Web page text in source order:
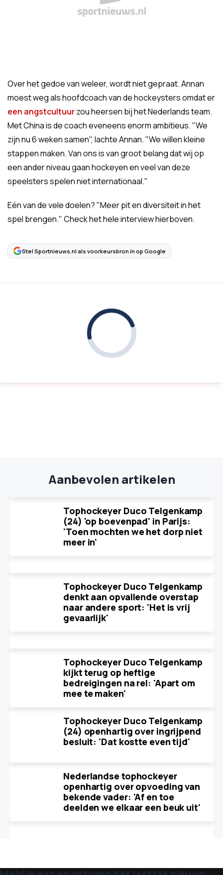
Over het gedoe van weleer, wordt niet gepraat. Annan
moest weg als hoofdcoach van de hockeysters omdat er
een angstcultuurzou heersen bij het Nederlands team.
Met China is de coach eveneens enorm ambitieus. "We
zijn nu 6 weken samen", lachte Annan. "We willen kleine
stappen maken. Van ons is van groot belang dat wij op
een ander niveau gaan hockeyen en veel van deze
speelsters spelen niet internationaal."
Eén van de vele doelen? "Meer pit en diversiteit in het
spel brengen." Check het hele interview hierboven.
Stel Sportnieuws.nl als voorkeursbron in op Google
Aanbevolen artikelen
Tophockeyer Duco Telgenkamp
(24) 'op boevenpad' in Parijs:
'Toen mochten we het dorp niet
meer in'
Tophockeyer Duco Telgenkamp
denkt aan opvallende overstap
naar andere sport: 'Het is vrij
gevaarlijk'
Tophockeyer Duco Telgenkamp
kijkt terug op heftige
bedreigingen na rel: 'Apart om
mee te maken'
Tophockeyer Duco Telgenkamp
(24) openhartig over ingrijpend
besluit: 'Dat kostte even tijd'
Nederlandse tophockeyer
openhartig over opvoeding van
bekende vader: 'Af en toe
deelden we elkaar een beuk uit'